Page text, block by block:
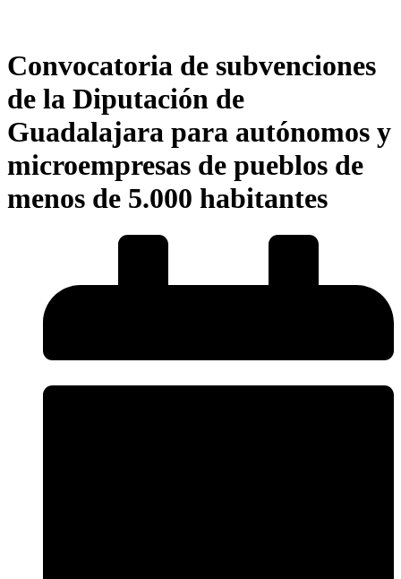
Convocatoria de subvenciones
de la Diputación de
Guadalajara para autónomos y
microempresas de pueblos de
menos de 5.000 habitantes